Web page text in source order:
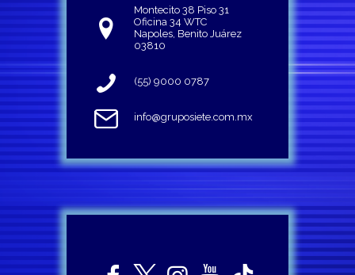
Montecito 38 Piso 31
Oficina 34 WTC
Napoles, Benito Juárez
03810
(55) 9000 0787
info@gruposiete.com.mx